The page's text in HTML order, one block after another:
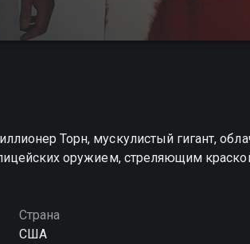
Торн, мускулистый гигант,
оружием, стреляющим
Страна
США